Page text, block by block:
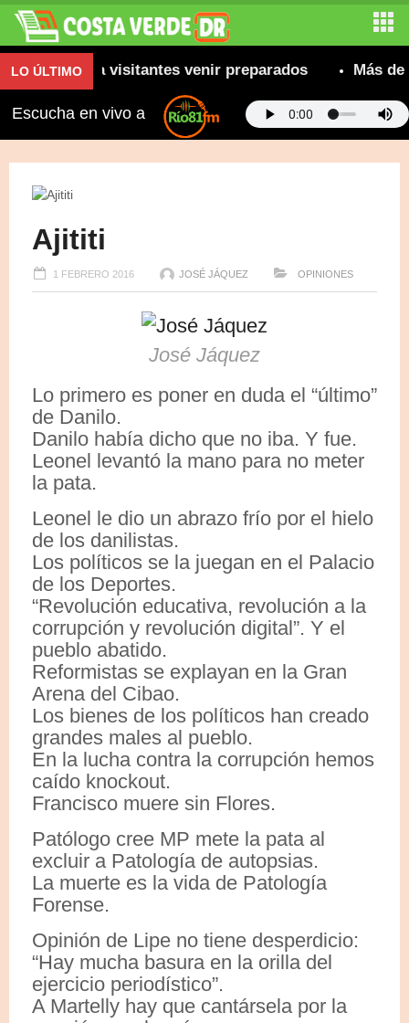
LO ÚLTIMOa visitantes venir preparados Más de
Escucha en vivo a
Ajititi
1 FEBRERO 2016 JOSÉ JÁQUEZ OPINIONES
José Jáquez
Lo primero es poner en duda el “último”
de Danilo.
Danilo había dicho que no iba. Y fue.
Leonel levantó la mano para no meter
la pata.
Leonel le dio un abrazo frío por el hielo
de los danilistas.
Los políticos se la juegan en el Palacio
de los Deportes.
“Revolución educativa, revolución a la
corrupción y revolución digital”. Y el
pueblo abatido.
Reformistas se explayan en la Gran
Arena del Cibao.
Los bienes de los políticos han creado
grandes males al pueblo.
En la lucha contra la corrupción hemos
caído knockout.
Francisco muere sin Flores.
Patólogo cree MP mete la pata al
excluir a Patología de autopsias.
La muerte es la vida de Patología
Forense.
Opinión de Lipe no tiene desperdicio:
“Hay mucha basura en la orilla del
ejercicio periodístico”.
A Martelly hay que cantársela por la